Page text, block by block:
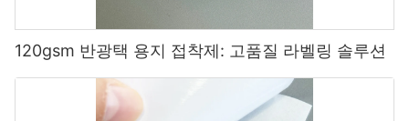
120gsm 반광택 용지 접착제: 고품질 라벨링 솔루션